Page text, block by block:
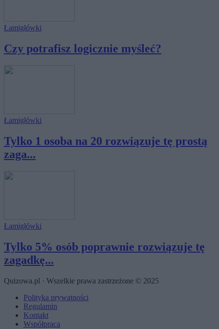
Łamigłówki
Czy potrafisz logicznie myśleć?
Łamigłówki
Tylko 1 osoba na 20 rozwiązuje tę prostą
zaga...
Łamigłówki
Tylko 5% osób poprawnie rozwiązuje tę
zagadkę...
Quizowa.pl · Wszelkie prawa zastrzeżone © 2025
Polityka prywatności
Regulamin
Kontakt
Współpraca